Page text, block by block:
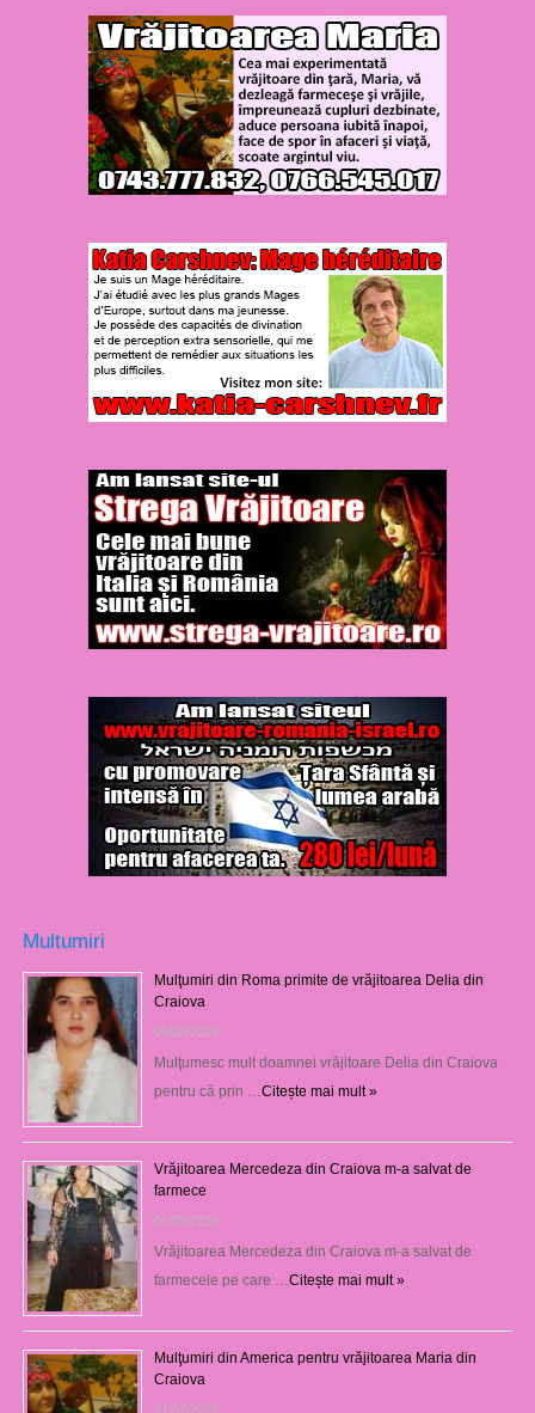
Multumiri
Mulţumiri din Roma primite de vrăjitoarea Delia din
Craiova
06/08/2026
Mulţumesc mult doamnei vrăjitoare Delia din Craiova
pentru că prin … Citește mai mult »
Vrăjitoarea Mercedeza din Craiova m-a salvat de
farmece
06/08/2026
Vrăjitoarea Mercedeza din Craiova m-a salvat de
farmecele pe care … Citește mai mult »
Mulţumiri din America pentru vrăjitoarea Maria din
Craiova
31/07/2026